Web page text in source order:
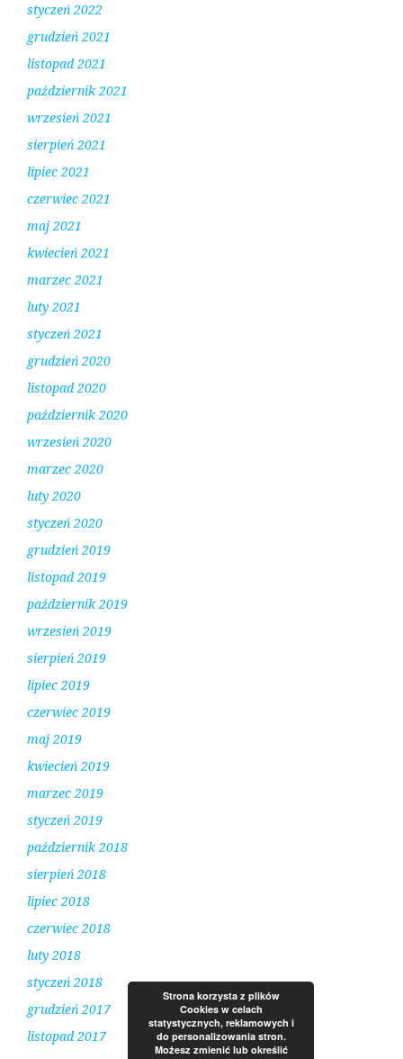
styczeń 2022
grudzień 2021
listopad 2021
październik 2021
wrzesień 2021
sierpień 2021
lipiec 2021
czerwiec 2021
maj 2021
kwiecień 2021
marzec 2021
luty 2021
styczeń 2021
grudzień 2020
listopad 2020
październik 2020
wrzesień 2020
marzec 2020
luty 2020
styczeń 2020
grudzień 2019
listopad 2019
październik 2019
wrzesień 2019
sierpień 2019
lipiec 2019
czerwiec 2019
maj 2019
kwiecień 2019
marzec 2019
styczeń 2019
październik 2018
sierpień 2018
lipiec 2018
czerwiec 2018
luty 2018
styczeń 2018
grudzień 2017
listopad 2017
Strona korzysta z plików
Cookies w celach
statystycznych, reklamowych i
do personalizowania stron.
Możesz zmienić lub określić